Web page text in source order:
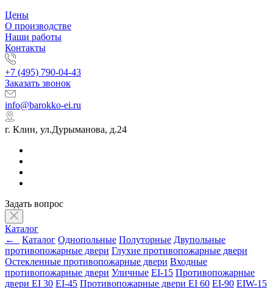
Цены
О производстве
Наши работы
Контакты
+7 (495) 790-04-43
Заказать звонок
info@barokko-ei.ru
г. Клин, ул.Дурыманова, д.24
Задать вопрос
Каталог
←
Каталог Однопольные Полуторные Двупольные
противопожарные двери Глухие противопожарные двери
Остекленные противопожарные двери Входные
противопожарные двери Уличные EI-15 Противопожарные
двери EI 30 EI-45 Противопожарные двери EI 60 EI-90 EIW-15